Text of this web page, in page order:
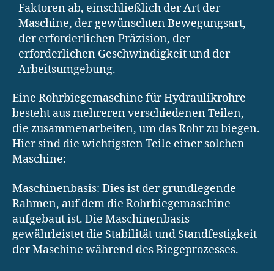
Faktoren ab, einschließlich der Art der
Maschine, der gewünschten Bewegungsart,
der erforderlichen Präzision, der
erforderlichen Geschwindigkeit und der
Arbeitsumgebung.
Eine Rohrbiegemaschine für Hydraulikrohre
besteht aus mehreren verschiedenen Teilen,
die zusammenarbeiten, um das Rohr zu biegen.
Hier sind die wichtigsten Teile einer solchen
Maschine:
Maschinenbasis: Dies ist der grundlegende
Rahmen, auf dem die Rohrbiegemaschine
aufgebaut ist. Die Maschinenbasis
gewährleistet die Stabilität und Standfestigkeit
der Maschine während des Biegeprozesses.